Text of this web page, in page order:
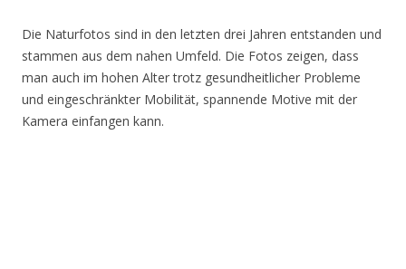
Die Naturfotos sind in den letzten drei Jahren entstanden und
stammen aus dem nahen Umfeld. Die Fotos zeigen, dass
man auch im hohen Alter trotz gesundheitlicher Probleme
und eingeschränkter Mobilität, spannende Motive mit der
Kamera einfangen kann.